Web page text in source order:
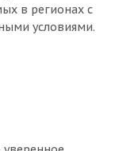
в регионах с
условиями.